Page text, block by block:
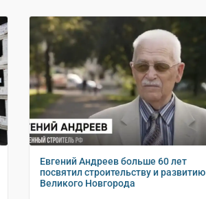
Евгений Андреев больше 60 лет
посвятил строительству и развитию
Великого Новгорода